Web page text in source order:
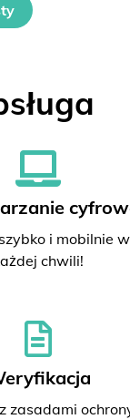
i mobilnie w
chwili!
zasadami